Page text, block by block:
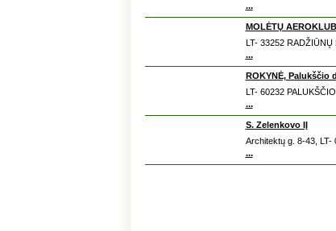
...
MOLĖTŲ
LT- 33252
...
ROKYNĖ, Palukščio
LT- 60232
...
S. Zelenkovo IĮ
Architektų g. 8-43, LT-
...